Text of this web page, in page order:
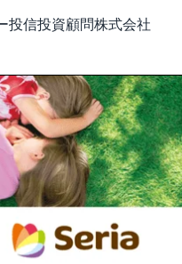
投信投資顧問株式会社